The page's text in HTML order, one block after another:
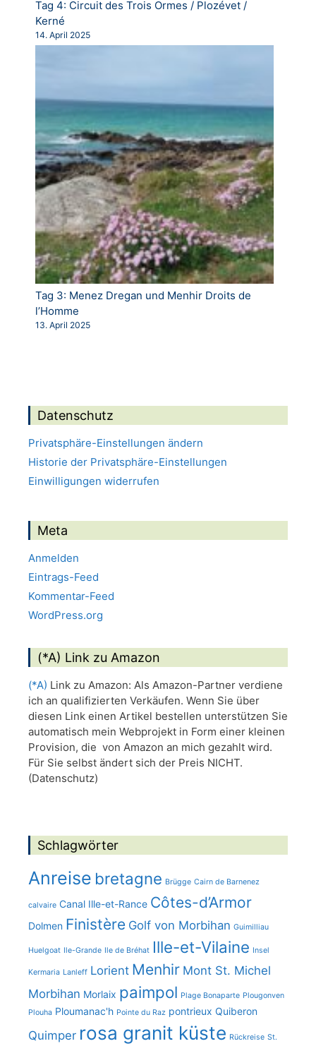
Tag 4: Circuit des Trois Ormes / Plozévet /
Kerné
14. April 2025
Tag 3: Menez Dregan und Menhir Droits de
l’Homme
13. April 2025
Datenschutz
Privatsphäre-Einstellungen ändern
Historie der Privatsphäre-Einstellungen
Einwilligungen widerrufen
Meta
Anmelden
Eintrags-Feed
Kommentar-Feed
WordPress.org
(*A) Link zu Amazon
(*A) Link zu Amazon: Als Amazon-Partner verdiene
ich an qualifizierten Verkäufen. Wenn Sie über
diesen Link einen Artikel bestellen unterstützen Sie
automatisch mein Webprojekt in Form einer kleinen
Provision, die von Amazon an mich gezahlt wird.
Für Sie selbst ändert sich der Preis NICHT.
(Datenschutz)
Schlagwörter
Anreise bretagne Brügge Cairn de Barnenez
calvaire Canal Ille-et-Rance Côtes-d’Armor
Dolmen Finistère Golf von Morbihan Guimilliau
Huelgoat Ile-Grande Ile de Bréhat Ille-et-Vilaine Insel
Kermaria Lanleff Lorient Menhir Mont St. Michel
Morbihan Morlaix paimpol Plage Bonaparte Plougonven
Plouha Ploumanac'h Pointe du Raz pontrieux Quiberon
Quimper rosa granit küste Rückreise St.